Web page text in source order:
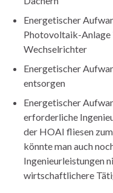
Energetischer
Photovoltaik-Anlage
Wechselrichter
Energetischer
entsorgen
Energetischer
erforderliche
der HOAI fliesen
könnte man auch
Ingenieurleistungen
wirtschaftlichere